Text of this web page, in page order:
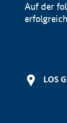
Auf der
LOS